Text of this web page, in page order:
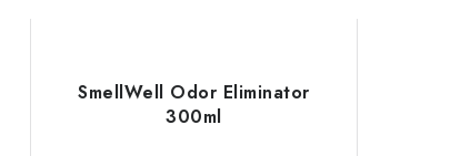
SmellWell Odor Eliminator
300ml